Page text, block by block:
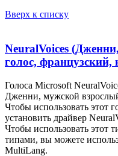
Вверх к списку
NeuralVoices
голос, французский,
Голоса Microsoft
Дженни, мужской
Чтобы использовать этот
установить драйвер
Чтобы использовать этот
типами, вы можете
MultiLang.